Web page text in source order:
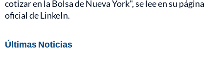
cotizar en la Bolsa de Nueva York", se lee en su página
oficial de LinkeIn.
Últimas Noticias